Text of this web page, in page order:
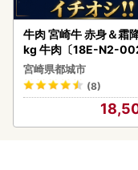
牛肉 宮崎牛 赤身＆霜降り 1
kg 牛肉〔18E-N2-
kg-S4A6-CF〕
宮崎県都城市
(8)